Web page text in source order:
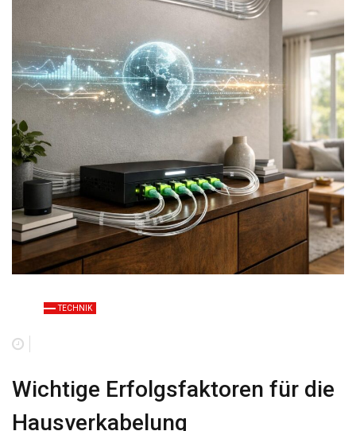
TECHNIK
Wichtige Erfolgsfaktoren für die
Hausverkabelung